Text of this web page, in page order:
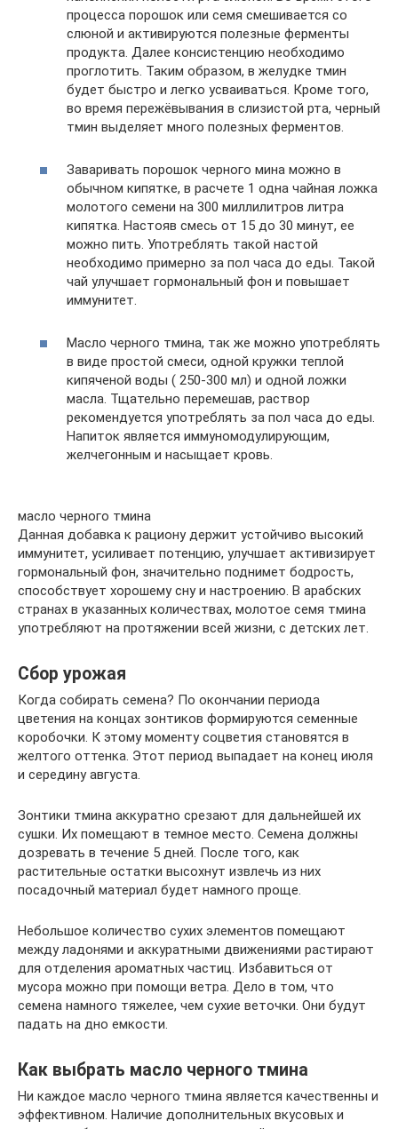
процесса порошок или семя смешивается со
слюной и активируются полезные ферменты
продукта. Далее консистенцию необходимо
проглотить. Таким образом, в желудке тмин
будет быстро и легко усваиваться. Кроме того,
во время пережёвывания в слизистой рта, черный
тмин выделяет много полезных ферментов.
Заваривать порошок черного мина можно в
обычном кипятке, в расчете 1 одна чайная ложка
молотого семени на 300 миллилитров литра
кипятка. Настояв смесь от 15 до 30 минут, ее
можно пить. Употреблять такой настой
необходимо примерно за пол часа до еды. Такой
чай улучшает гормональный фон и повышает
иммунитет.
Масло черного тмина, так же можно употреблять
в виде простой смеси, одной кружки теплой
кипяченой воды ( 250-300 мл) и одной ложки
масла. Тщательно перемешав, раствор
рекомендуется употреблять за пол часа до еды.
Напиток является иммуномодулирующим,
желчегонным и насыщает кровь.
масло черного тмина
Данная добавка к рациону держит устойчиво высокий
иммунитет, усиливает потенцию, улучшает активизирует
гормональный фон, значительно поднимет бодрость,
способствует хорошему сну и настроению. В арабских
странах в указанных количествах, молотое семя тмина
употребляют на протяжении всей жизни, с детских лет.
Сбор урожая
Когда собирать семена? По окончании периода
цветения на концах зонтиков формируются семенные
коробочки. К этому моменту соцветия становятся в
желтого оттенка. Этот период выпадает на конец июля
и середину августа.
Зонтики тмина аккуратно срезают для дальнейшей их
сушки. Их помещают в темное место. Семена должны
дозревать в течение 5 дней. После того, как
растительные остатки высохнут извлечь из них
посадочный материал будет намного проще.
Небольшое количество сухих элементов помещают
между ладонями и аккуратными движениями растирают
для отделения ароматных частиц. Избавиться от
мусора можно при помощи ветра. Дело в том, что
семена намного тяжелее, чем сухие веточки. Они будут
падать на дно емкости.
Как выбрать масло черного тмина
Ни каждое масло черного тмина является качественны и
эффективном. Наличие дополнительных вкусовых и